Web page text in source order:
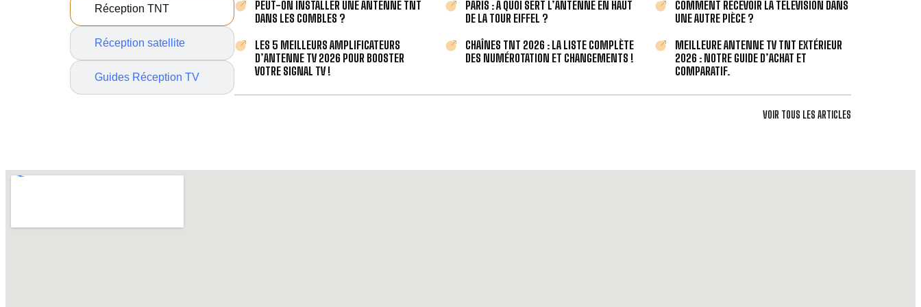
Réception TNT
Réception satellite
Guides Réception TV
PEUT-ON INSTALLER UNE ANTENNE TNT
DANS LES COMBLES ?
PARIS : À QUOI SERT L’ANTENNE EN HAUT
DE LA TOUR EIFFEL ?
COMMENT RECEVOIR LA TÉLÉVISION DANS
UNE AUTRE PIÈCE ?
LES 5 MEILLEURS AMPLIFICATEURS
D’ANTENNE TV 2026 POUR BOOSTER
VOTRE SIGNAL TV !
CHAÎNES TNT 2026 : LA LISTE COMPLÈTE
DES NUMÉROTATION ET CHANGEMENTS !
MEILLEURE ANTENNE TV TNT EXTÉRIEUR
2026 : NOTRE GUIDE D’ACHAT ET
COMPARATIF.
VOIR TOUS LES ARTICLES